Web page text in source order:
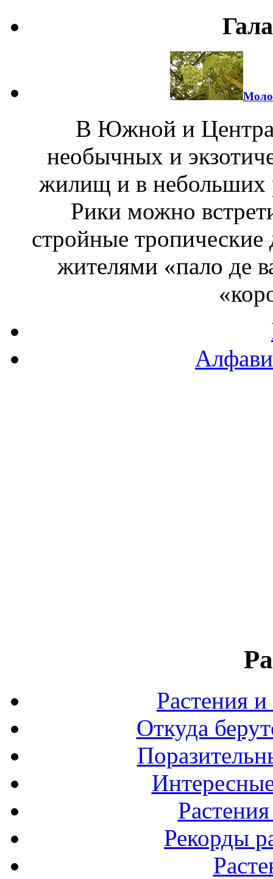
В Южной и
необычных и
жилищ и в небольших
Рики можно
стройные
жителями «пало де
Растения
Откуда
Рекорды